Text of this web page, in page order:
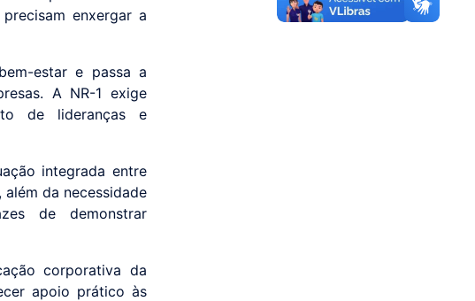
enxergar a
estar e passa a
A NR-1 exige
de lideranças e
integrada entre
da necessidade
de demonstrar
corporativa da
apoio prático às